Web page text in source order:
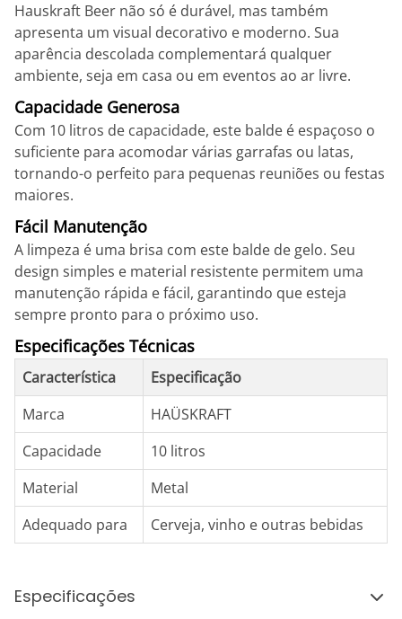
Hauskraft Beer não só é durável, mas também
apresenta um visual decorativo e moderno. Sua
aparência descolada complementará qualquer
ambiente, seja em casa ou em eventos ao ar livre.
Capacidade Generosa
Com 10 litros de capacidade, este balde é espaçoso o
suficiente para acomodar várias garrafas ou latas,
tornando-o perfeito para pequenas reuniões ou festas
maiores.
Fácil Manutenção
A limpeza é uma brisa com este balde de gelo. Seu
design simples e material resistente permitem uma
manutenção rápida e fácil, garantindo que esteja
sempre pronto para o próximo uso.
Especificações Técnicas
Característica
Especificação
Marca
HAÜSKRAFT
Capacidade
10 litros
Material
Metal
Adequado para
Cerveja, vinho e outras bebidas
Especificações